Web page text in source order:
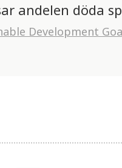
andelen döda
Development